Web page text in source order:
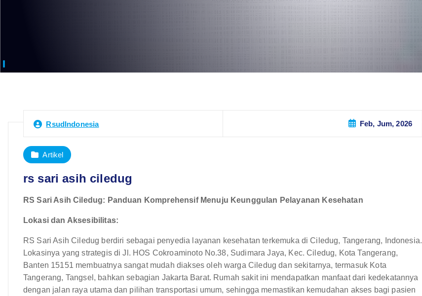
RsudIndonesia Feb, Jum, 2026
Artikel
rs sari asih ciledug
RS Sari Asih Ciledug: Panduan Komprehensif Menuju Keunggulan Pelayanan Kesehatan
Lokasi dan Aksesibilitas:
RS Sari Asih Ciledug berdiri sebagai penyedia layanan kesehatan terkemuka di Ciledug, Tangerang, Indonesia.
Lokasinya yang strategis di Jl. HOS Cokroaminoto No.38, Sudimara Jaya, Kec. Ciledug, Kota Tangerang,
Banten 15151 membuatnya sangat mudah diakses oleh warga Ciledug dan sekitarnya, termasuk Kota
Tangerang, Tangsel, bahkan sebagian Jakarta Barat. Rumah sakit ini mendapatkan manfaat dari kedekatannya
dengan jalan raya utama dan pilihan transportasi umum, sehingga memastikan kemudahan akses bagi pasien